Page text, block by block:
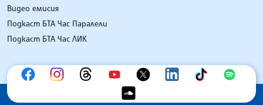
Видео емисия
Подкаст БТА Час Паралели
Подкаст БТА Час ЛИК